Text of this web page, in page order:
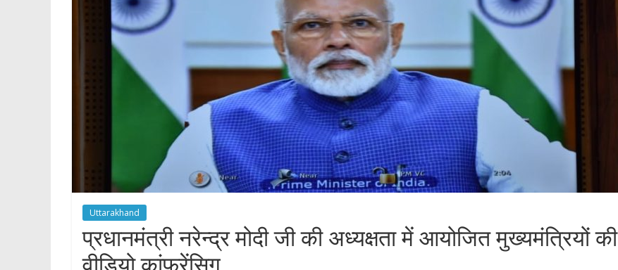
Uttarakhand
प्रधानमंत्री नरेन्द्र मोदी जी की अध्यक्षता में आयोजित मुख्यमंत्रियों की